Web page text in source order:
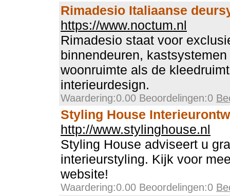
Rimadesio Italiaanse
https://www.noctum.nl
Rimadesio staat voor
binnendeuren,
woonruimte als de
interieurdesign.
Waardering:0.00 Beoordelingen:0
Styling House
http://www.stylinghouse.nl
Styling House adviseert u
interieurstyling. Kijk voor
website!
Waardering:0.00 Beoordelingen:0